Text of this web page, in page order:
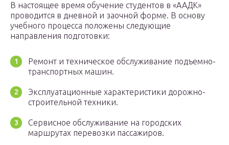
В настоящее время обучение студентов в «ААДК»
проводится в дневной и заочной форме. В основу
учебного процесса положены следующие
направления подготовки:
Ремонт и техническое обслуживание подъемно-
транспортных машин.
Эксплуатационные характеристики дорожно-
строительной техники.
Сервисное обслуживание на городских
маршрутах перевозки пассажиров.